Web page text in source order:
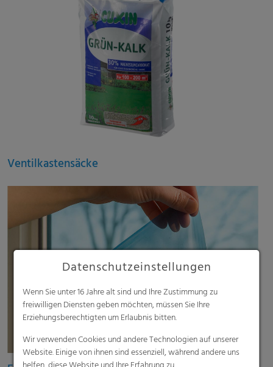
Ventilkastensäcke
Datenschutzeinstellungen
Wenn Sie unter 16 Jahre alt sind und Ihre Zustimmung zu
freiwilligen Diensten geben möchten, müssen Sie Ihre
Erziehungsberechtigten um Erlaubnis bitten.
Wir verwenden Cookies und andere Technologien auf unserer
Website. Einige von ihnen sind essenziell, während andere uns